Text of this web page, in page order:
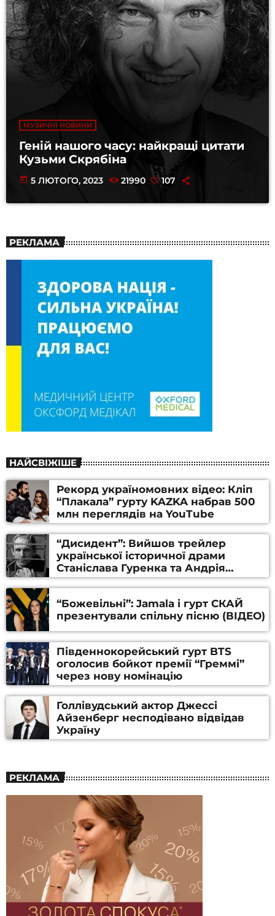
МУЗИЧНІ НОВИНИ
Геній нашого часу: найкращі цитати
Кузьми Скрябіна
today 5 ЛЮТОГО, 2023 21990 107
РЕКЛАМА
НАЙСВІЖІШЕ
Рекорд україномовних відео: Кліп
“Плакала” гурту KAZKA набрав 500
млн переглядів на YouTube
“Дисидент”: Вийшов трейлер
української історичної драми
Станіслава Гуренка та Андрія
Алфьорова (ВІДЕО)
“Божевільні”: Jamala і гурт СКАЙ
презентували спільну пісню (ВІДЕО)
Південнокорейський гурт BTS
оголосив бойкот премії “Греммі”
через нову номінацію
Голлівудський актор Джессі
Айзенберг несподівано відвідав
Україну
РЕКЛАМА